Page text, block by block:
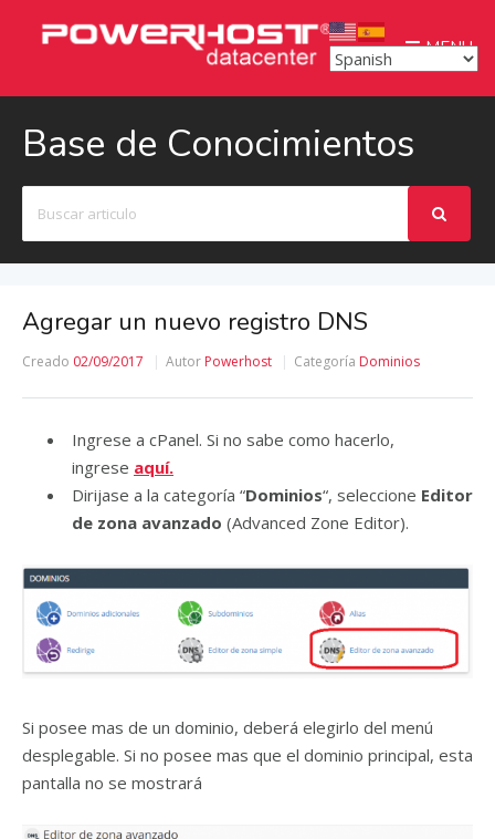
MENU
Base de Conocimientos
Agregar un nuevo registro DNS
Creado 02/09/2017 Autor Powerhost Categoría Dominios
Ingrese a cPanel. Si no sabe como hacerlo,
ingrese aquí.
Dirijase a la categoría “Dominios“, seleccione Editor
de zona avanzado (Advanced Zone Editor).
Si posee mas de un dominio, deberá elegirlo del menú
desplegable. Si no posee mas que el dominio principal, esta
pantalla no se mostrará